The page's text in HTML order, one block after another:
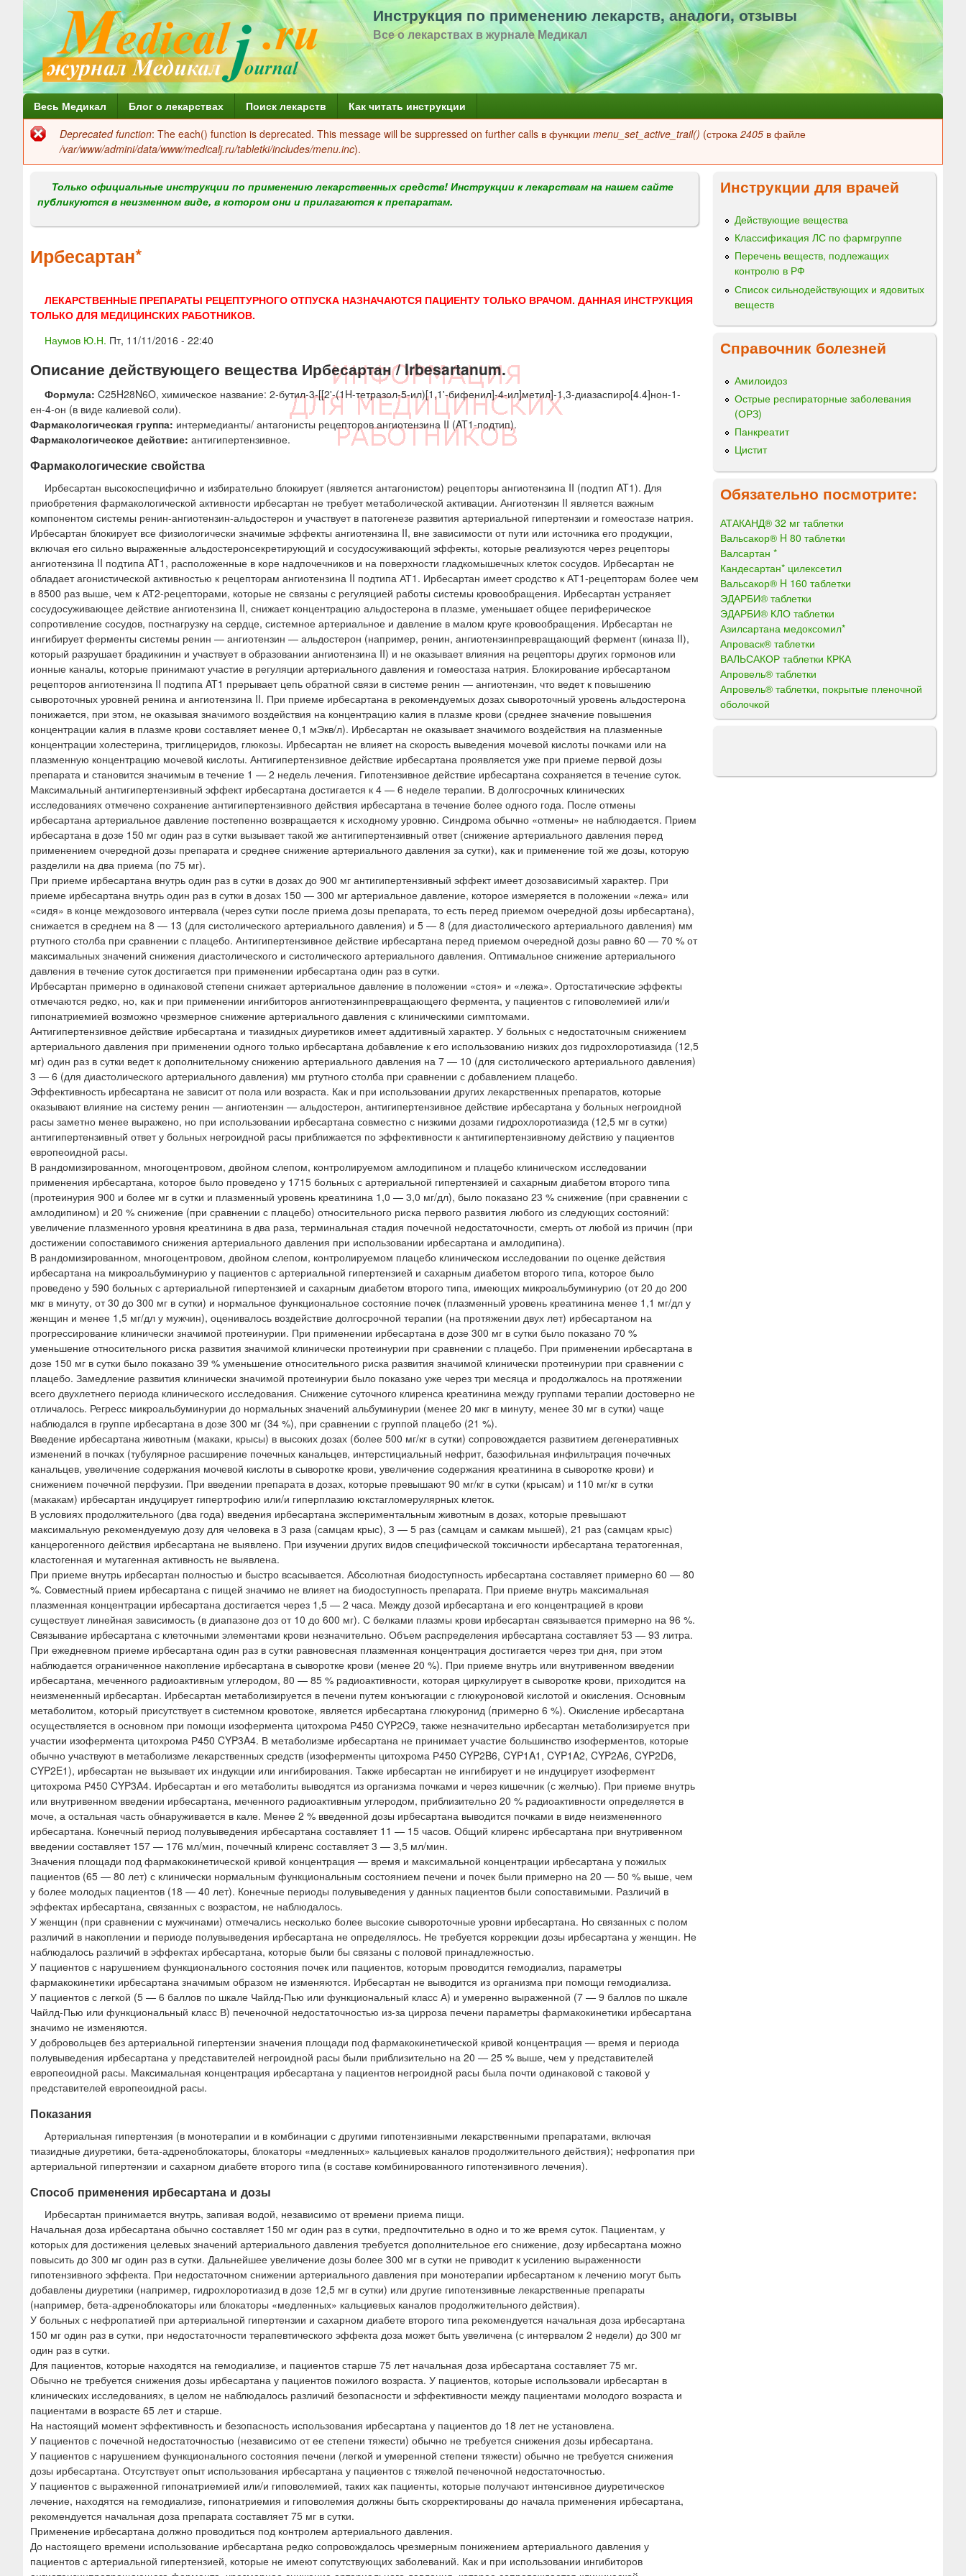
Перейти
к
содержанию
Инструкция по применению лекарств, аналоги, отзывы
Все о лекарствах в журнале Медикал
Г
л
н
м
н
Весь Медикал Блог о лекарствах Поиск лекарств Как читать инструкции
Сообщение
об
ошибке
Deprecated function: The each() function is deprecated. This message will be suppressed on further calls в функции menu_set_active_trail() (строка 2405 в файле
/var/www/admini/data/www/medicalj.ru/tabletki/includes/menu.inc).
Только официальные инструкции по применению лекарственных средств! Инструкции к лекарствам на нашем сайте
публикуются в неизменном виде, в котором они и прилагаются к препаратам.
Ирбесартан*
ЛЕКАРСТВЕННЫЕ ПРЕПАРАТЫ РЕЦЕПТУРНОГО ОТПУСКА НАЗНАЧАЮТСЯ ПАЦИЕНТУ ТОЛЬКО ВРАЧОМ. ДАННАЯ ИНСТРУКЦИЯ
ТОЛЬКО ДЛЯ МЕДИЦИНСКИХ РАБОТНИКОВ.
Наумов Ю.Н. Пт, 11/11/2016 - 22:40
Описание действующего вещества Ирбесартан / Irbesartanum.
Формула: C25H28N6O, химическое название: 2-бутил-3-[[2'-(1H-тетразол-5-ил)[1,1'-бифенил]-4-ил]метил]-1,3-диазаспиро[4.4]нон-1-
ен-4-он (в виде калиевой соли).
Фармакологическая группа: интермедианты/ антагонисты рецепторов ангиотензина II (AT1-подтип).
Фармакологическое действие: антигипертензивное.
Фармакологические свойства
Ирбесартан высокоспецифично и избирательно блокирует (является антагонистом) рецепторы ангиотензина II (подтип AT1). Для
приобретения фармакологической активности ирбесартан не требует метаболической активации. Ангиотензин II является важным
компонентом системы ренин-ангиотензин-альдостерон и участвует в патогенезе развития артериальной гипертензии и гомеостазе натрия.
Ирбесартан блокирует все физиологически значимые эффекты ангиотензина II, вне зависимости от пути или источника его продукции,
включая его сильно выраженные альдостеронсекретирующий и сосудосуживающий эффекты, которые реализуются через рецепторы
ангиотензина II подтипа AT1, расположенные в коре надпочечников и на поверхности гладкомышечных клеток сосудов. Ирбесартан не
обладает агонистической активностью к рецепторам ангиотензина II подтипа АТ1. Ирбесартан имеет сродство к АТ1-рецепторам более чем
в 8500 раз выше, чем к АТ2-рецепторами, которые не связаны с регуляцией работы системы кровообращения. Ирбесартан устраняет
сосудосуживающее действие ангиотензина II, снижает концентрацию альдостерона в плазме, уменьшает общее периферическое
сопротивление сосудов, постнагрузку на сердце, системное артериальное и давление в малом круге кровообращения. Ирбесартан не
ингибирует ферменты системы ренин — ангиотензин — альдостерон (например, ренин, ангиотензинпревращающий фермент (киназа II),
который разрушает брадикинин и участвует в образовании ангиотензина II) и не оказывает влияния на рецепторы других гормонов или
ионные каналы, которые принимают участие в регуляции артериального давления и гомеостаза натрия. Блокирование ирбесартаном
рецепторов ангиотензина II подтипа AT1 прерывает цепь обратной связи в системе ренин — ангиотензин, что ведет к повышению
сывороточных уровней ренина и ангиотензина II. При приеме ирбесартана в рекомендуемых дозах сывороточный уровень альдостерона
понижается, при этом, не оказывая значимого воздействия на концентрацию калия в плазме крови (среднее значение повышения
концентрации калия в плазме крови составляет менее 0,1 мЭкв/л). Ирбесартан не оказывает значимого воздействия на плазменные
концентрации холестерина, триглицеридов, глюкозы. Ирбесартан не влияет на скорость выведения мочевой кислоты почками или на
плазменную концентрацию мочевой кислоты. Антигипертензивное действие ирбесартана проявляется уже при приеме первой дозы
препарата и становится значимым в течение 1 — 2 недель лечения. Гипотензивное действие ирбесартана сохраняется в течение суток.
Максимальный антигипертензивный эффект ирбесартана достигается к 4 — 6 неделе терапии. В долгосрочных клинических
исследованиях отмечено сохранение антигипертензивного действия ирбесартана в течение более одного года. После отмены
ирбесартана артериальное давление постепенно возвращается к исходному уровню. Синдрома обычно «отмены» не наблюдается. Прием
ирбесартана в дозе 150 мг один раз в сутки вызывает такой же антигипертензивный ответ (снижение артериального давления перед
применением очередной дозы препарата и среднее снижение артериального давления за сутки), как и применение той же дозы, которую
разделили на два приема (по 75 мг).
При приеме ирбесартана внутрь один раз в сутки в дозах до 900 мг антигипертензивный эффект имеет дозозависимый характер. При
приеме ирбесартана внутрь один раз в сутки в дозах 150 — 300 мг артериальное давление, которое измеряется в положении «лежа» или
«сидя» в конце междозового интервала (через сутки после приема дозы препарата, то есть перед приемом очередной дозы ирбесартана),
снижается в среднем на 8 — 13 (для систолического артериального давления) и 5 — 8 (для диастолического артериального давления) мм
ртутного столба при сравнении с плацебо. Антигипертензивное действие ирбесартана перед приемом очередной дозы равно 60 — 70 % от
максимальных значений снижения диастолического и систолического артериального давления. Оптимальное снижение артериального
давления в течение суток достигается при применении ирбесартана один раз в сутки.
Ирбесартан примерно в одинаковой степени снижает артериальное давление в положении «стоя» и «лежа». Ортостатические эффекты
отмечаются редко, но, как и при применении ингибиторов ангиотензинпревращающего фермента, у пациентов с гиповолемией или/и
гипонатриемией возможно чрезмерное снижение артериального давления с клиническими симптомами.
Антигипертензивное действие ирбесартана и тиазидных диуретиков имеет аддитивный характер. У больных с недостаточным снижением
артериального давления при применении одного только ирбесартана добавление к его использованию низких доз гидрохлоротиазида (12,5
мг) один раз в сутки ведет к дополнительному снижению артериального давления на 7 — 10 (для систолического артериального давления)
3 — 6 (для диастолического артериального давления) мм ртутного столба при сравнении с добавлением плацебо.
Эффективность ирбесартана не зависит от пола или возраста. Как и при использовании других лекарственных препаратов, которые
оказывают влияние на систему ренин — ангиотензин — альдостерон, антигипертензивное действие ирбесартана у больных негроидной
расы заметно менее выражено, но при использовании ирбесартана совместно с низкими дозами гидрохлоротиазида (12,5 мг в сутки)
антигипертензивный ответ у больных негроидной расы приближается по эффективности к антигипертензивному действию у пациентов
европеоидной расы.
В рандомизированном, многоцентровом, двойном слепом, контролируемом амлодипином и плацебо клиническом исследовании
применения ирбесартана, которое было проведено у 1715 больных с артериальной гипертензией и сахарным диабетом второго типа
(протеинурия 900 и более мг в сутки и плазменный уровень креатинина 1,0 — 3,0 мг/дл), было показано 23 % снижение (при сравнении с
амлодипином) и 20 % снижение (при сравнении с плацебо) относительного риска первого развития любого из следующих состояний:
увеличение плазменного уровня креатинина в два раза, терминальная стадия почечной недостаточности, смерть от любой из причин (при
достижении сопоставимого снижения артериального давления при использовании ирбесартана и амлодипина).
В рандомизированном, многоцентровом, двойном слепом, контролируемом плацебо клиническом исследовании по оценке действия
ирбесартана на микроальбуминурию у пациентов с артериальной гипертензией и сахарным диабетом второго типа, которое было
проведено у 590 больных с артериальной гипертензией и сахарным диабетом второго типа, имеющих микроальбуминурию (от 20 до 200
мкг в минуту, от 30 до 300 мг в сутки) и нормальное функциональное состояние почек (плазменный уровень креатинина менее 1,1 мг/дл у
женщин и менее 1,5 мг/дл у мужчин), оценивалось воздействие долгосрочной терапии (на протяжении двух лет) ирбесартаном на
прогрессирование клинически значимой протеинурии. При применении ирбесартана в дозе 300 мг в сутки было показано 70 %
уменьшение относительного риска развития значимой клинически протеинурии при сравнении с плацебо. При применении ирбесартана в
дозе 150 мг в сутки было показано 39 % уменьшение относительного риска развития значимой клинически протеинурии при сравнении с
плацебо. Замедление развития клинически значимой протеинурии было показано уже через три месяца и продолжалось на протяжении
всего двухлетнего периода клинического исследования. Снижение суточного клиренса креатинина между группами терапии достоверно не
отличалось. Регресс микроальбуминурии до нормальных значений альбуминурии (менее 20 мкг в минуту, менее 30 мг в сутки) чаще
наблюдался в группе ирбесартана в дозе 300 мг (34 %), при сравнении с группой плацебо (21 %).
Введение ирбесартана животным (макаки, крысы) в высоких дозах (более 500 мг/кг в сутки) сопровождается развитием дегенеративных
изменений в почках (тубулярное расширение почечных канальцев, интерстициальный нефрит, базофильная инфильтрация почечных
канальцев, увеличение содержания мочевой кислоты в сыворотке крови, увеличение содержания креатинина в сыворотке крови) и
снижением почечной перфузии. При введении препарата в дозах, которые превышают 90 мг/кг в сутки (крысам) и 110 мг/кг в сутки
(макакам) ирбесартан индуцирует гипертрофию или/и гиперплазию юкстагломерулярных клеток.
В условиях продолжительного (два года) введения ирбесартана экспериментальным животным в дозах, которые превышают
максимальную рекомендуемую дозу для человека в 3 раза (самцам крыс), 3 — 5 раз (самцам и самкам мышей), 21 раз (самцам крыс)
канцерогенного действия ирбесартана не выявлено. При изучении других видов специфической токсичности ирбесартана тератогенная,
кластогенная и мутагенная активность не выявлена.
При приеме внутрь ирбесартан полностью и быстро всасывается. Абсолютная биодоступность ирбесартана составляет примерно 60 — 80
%. Совместный прием ирбесартана с пищей значимо не влияет на биодоступность препарата. При приеме внутрь максимальная
плазменная концентрации ирбесартана достигается через 1,5 — 2 часа. Между дозой ирбесартана и его концентрацией в крови
существует линейная зависимость (в диапазоне доз от 10 до 600 мг). С белками плазмы крови ирбесартан связывается примерно на 96 %.
Связывание ирбесартана с клеточными элементами крови незначительно. Объем распределения ирбесартана составляет 53 — 93 литра.
При ежедневном приеме ирбесартана один раз в сутки равновесная плазменная концентрация достигается через три дня, при этом
наблюдается ограниченное накопление ирбесартана в сыворотке крови (менее 20 %). При приеме внутрь или внутривенном введении
ирбесартана, меченного радиоактивным углеродом, 80 — 85 % радиоактивности, которая циркулирует в сыворотке крови, приходится на
неизмененный ирбесартан. Ирбесартан метаболизируется в печени путем конъюгации с глюкуроновой кислотой и окисления. Основным
метаболитом, который присутствует в системном кровотоке, является ирбесартана глюкуронид (примерно 6 %). Окисление ирбесартана
осуществляется в основном при помощи изофермента цитохрома Р450 CYP2C9, также незначительно ирбесартан метаболизируется при
участии изофермента цитохрома Р450 CYP3A4. В метаболизме ирбесартана не принимает участие большинство изоферментов, которые
обычно участвуют в метаболизме лекарственных средств (изоферменты цитохрома Р450 CYP2B6, CYP1A1, CYP1A2, CYP2A6, CYP2D6,
СYP2E1), ирбесартан не вызывает их индукции или ингибирования. Также ирбесартан не ингибирует и не индуцирует изофермент
цитохрома Р450 CYP3A4. Ирбесартан и его метаболиты выводятся из организма почками и через кишечник (с желчью). При приеме внутрь
или внутривенном введении ирбесартана, меченного радиоактивным углеродом, приблизительно 20 % радиоактивности определяется в
моче, а остальная часть обнаруживается в кале. Менее 2 % введенной дозы ирбесартана выводится почками в виде неизмененного
ирбесартана. Конечный период полувыведения ирбесартана составляет 11 — 15 часов. Общий клиренс ирбесартана при внутривенном
введении составляет 157 — 176 мл/мин, почечный клиренс составляет 3 — 3,5 мл/мин.
Значения площади под фармакокинетической кривой концентрация — время и максимальной концентрации ирбесартана у пожилых
пациентов (65 — 80 лет) с клинически нормальным функциональным состоянием печени и почек были примерно на 20 — 50 % выше, чем
у более молодых пациентов (18 — 40 лет). Конечные периоды полувыведения у данных пациентов были сопоставимыми. Различий в
эффектах ирбесартана, связанных с возрастом, не наблюдалось.
У женщин (при сравнении с мужчинами) отмечались несколько более высокие сывороточные уровни ирбесартана. Но связанных с полом
различий в накоплении и периоде полувыведения ирбесартана не определялось. Не требуется коррекции дозы ирбесартана у женщин. Не
наблюдалось различий в эффектах ирбесартана, которые были бы связаны с половой принадлежностью.
У пациентов с нарушением функционального состояния почек или пациентов, которым проводится гемодиализ, параметры
фармакокинетики ирбесартана значимым образом не изменяются. Ирбесартан не выводится из организма при помощи гемодиализа.
У пациентов с легкой (5 — 6 баллов по шкале Чайлд-Пью или функциональный класс А) и умеренно выраженной (7 — 9 баллов по шкале
Чайлд-Пью или функциональный класс В) печеночной недостаточностью из-за цирроза печени параметры фармакокинетики ирбесартана
значимо не изменяются.
У добровольцев без артериальной гипертензии значения площади под фармакокинетической кривой концентрация — время и периода
полувыведения ирбесартана у представителей негроидной расы были приблизительно на 20 — 25 % выше, чем у представителей
европеоидной расы. Максимальная концентрация ирбесартана у пациентов негроидной расы была почти одинаковой с таковой у
представителей европеоидной расы.
Показания
Артериальная гипертензия (в монотерапии и в комбинации с другими гипотензивными лекарственными препаратами, включая
тиазидные диуретики, бета-адреноблокаторы, блокаторы «медленных» кальциевых каналов продолжительного действия); нефропатия при
артериальной гипертензии и сахарном диабете второго типа (в составе комбинированного гипотензивного лечения).
Способ применения ирбесартана и дозы
Ирбесартан принимается внутрь, запивая водой, независимо от времени приема пищи.
Начальная доза ирбесартана обычно составляет 150 мг один раз в сутки, предпочтительно в одно и то же время суток. Пациентам, у
которых для достижения целевых значений артериального давления требуется дополнительное его снижение, дозу ирбесартана можно
повысить до 300 мг один раз в сутки. Дальнейшее увеличение дозы более 300 мг в сутки не приводит к усилению выраженности
гипотензивного эффекта. При недостаточном снижении артериального давления при монотерапии ирбесартаном к лечению могут быть
добавлены диуретики (например, гидрохлоротиазид в дозе 12,5 мг в сутки) или другие гипотензивные лекарственные препараты
(например, бета-адреноблокаторы или блокаторы «медленных» кальциевых каналов продолжительного действия).
У больных с нефропатией при артериальной гипертензии и сахарном диабете второго типа рекомендуется начальная доза ирбесартана
150 мг один раз в сутки, при недостаточности терапевтического эффекта доза может быть увеличена (с интервалом 2 недели) до 300 мг
один раз в сутки.
Для пациентов, которые находятся на гемодиализе, и пациентов старше 75 лет начальная доза ирбесартана составляет 75 мг.
Обычно не требуется снижения дозы ирбесартана у пациентов пожилого возраста. У пациентов, которые использовали ирбесартан в
клинических исследованиях, в целом не наблюдалось различий безопасности и эффективности между пациентами молодого возраста и
пациентами в возрасте 65 лет и старше.
На настоящий момент эффективность и безопасность использования ирбесартана у пациентов до 18 лет не установлена.
У пациентов с почечной недостаточностью (независимо от ее степени тяжести) обычно не требуется снижения дозы ирбесартана.
У пациентов с нарушением функционального состояния печени (легкой и умеренной степени тяжести) обычно не требуется снижения
дозы ирбесартана. Отсутствует опыт использования ирбесартана у пациентов с тяжелой печеночной недостаточностью.
У пациентов с выраженной гипонатриемией или/и гиповолемией, таких как пациенты, которые получают интенсивное диуретическое
лечение, находятся на гемодиализе, гипонатриемия и гиповолемия должны быть скорректированы до начала применения ирбесартана,
рекомендуется начальная доза препарата составляет 75 мг в сутки.
Применение ирбесартана должно проводиться под контролем артериального давления.
До настоящего времени использование ирбесартана редко сопровождалось чрезмерным понижением артериального давления у
пациентов с артериальной гипертензией, которые не имеют сопутствующих заболеваний. Как и при использовании ингибиторов
Инструкции для врачей
Действующие вещества
Классификация ЛС по фармгруппе
Перечень веществ, подлежащих
контролю в РФ
Список сильнодействующих и ядовитых
веществ
Справочник болезней
Амилоидоз
Острые респираторные заболевания
(ОРЗ)
Панкреатит
Цистит
Обязательно посмотрите:
АТАКАНД® 32 мг таблетки
Вальсакор® H 80 таблетки
Валсартан *
Кандесартан* цилексетил
Вальсакор® H 160 таблетки
ЭДАРБИ® таблетки
ЭДАРБИ® КЛО таблетки
Азилсартана медоксомил*
Апроваск® таблетки
ВАЛЬСАКОР таблетки КРКА
Апровель® таблетки
Апровель® таблетки, покрытые пленочной
оболочкой